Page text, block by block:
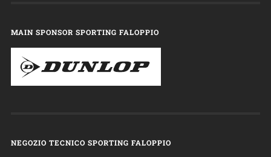
MAIN SPONSOR SPORTING FALOPPIO
NEGOZIO TECNICO SPORTING FALOPPIO